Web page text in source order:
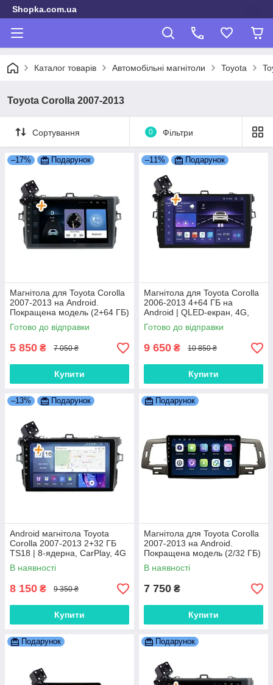
Shopka.com.ua
Каталог товарів Автомобільні магнітоли Toyota
Toyota Corolla 2007-2013
Сортування 0 Фільтри
–17% Подарунок
Магнітола для Toyota Corolla
2007-2013 на Android.
Покращена модель (2+64 ГБ)
Готово до відправки
5 850 ₴ 7 050 ₴
Купити
–11% Подарунок
Магнітола для Toyota Corolla
2006-2013 4+64 ГБ на
Android | QLED-екран, 4G,
Bluetooth
Готово до відправки
9 650 ₴ 10 850 ₴
Купити
–13% Подарунок
Android магнітола Toyota
Corolla 2007-2013 2+32 ГБ
TS18 | 8-ядерна, CarPlay, 4G
В наявності
8 150 ₴ 9 350 ₴
Купити
Подарунок
Магнітола для Toyota Corolla
2007-2013 на Android.
Покращена модель (2/32 ГБ)
В наявності
7 750 ₴
Купити
Подарунок Подарунок